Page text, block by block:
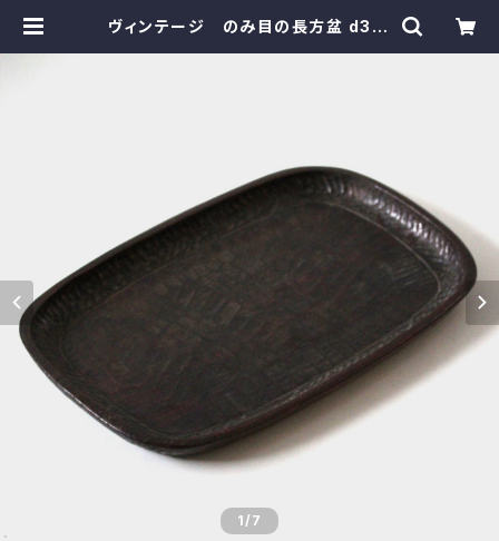
ヴィンテージ のみ目の長方盆 d36.
1/7